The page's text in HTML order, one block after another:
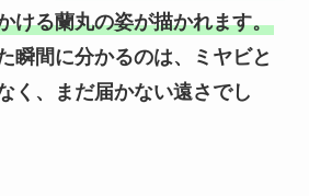
ける蘭丸の姿が描かれます。
瞬間に分かるのは、ミヤビと
く、まだ届かない遠さでし